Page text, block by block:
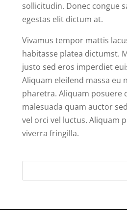
sollicitudin. Donec congue
egestas elit dictum at.
Vivamus tempor mattis
habitasse platea dictumst.
justo sed eros imperdiet
Aliquam eleifend massa eu
pharetra. Aliquam posuere
malesuada quam auctor
vel orci vel luctus. Aliquam
viverra fringilla.